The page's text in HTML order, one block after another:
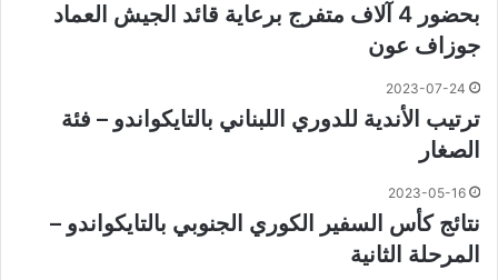
بحضور 4 آلاف متفرج برعاية قائد الجيش العماد
جوزاف عون
2023-07-24
ترتيب الأندية للدوري اللبناني بالتايكواندو – فئة
الصغار
2023-05-16
نتائج كأس السفير الكوري الجنوبي بالتايكواندو –
المرحلة الثانية